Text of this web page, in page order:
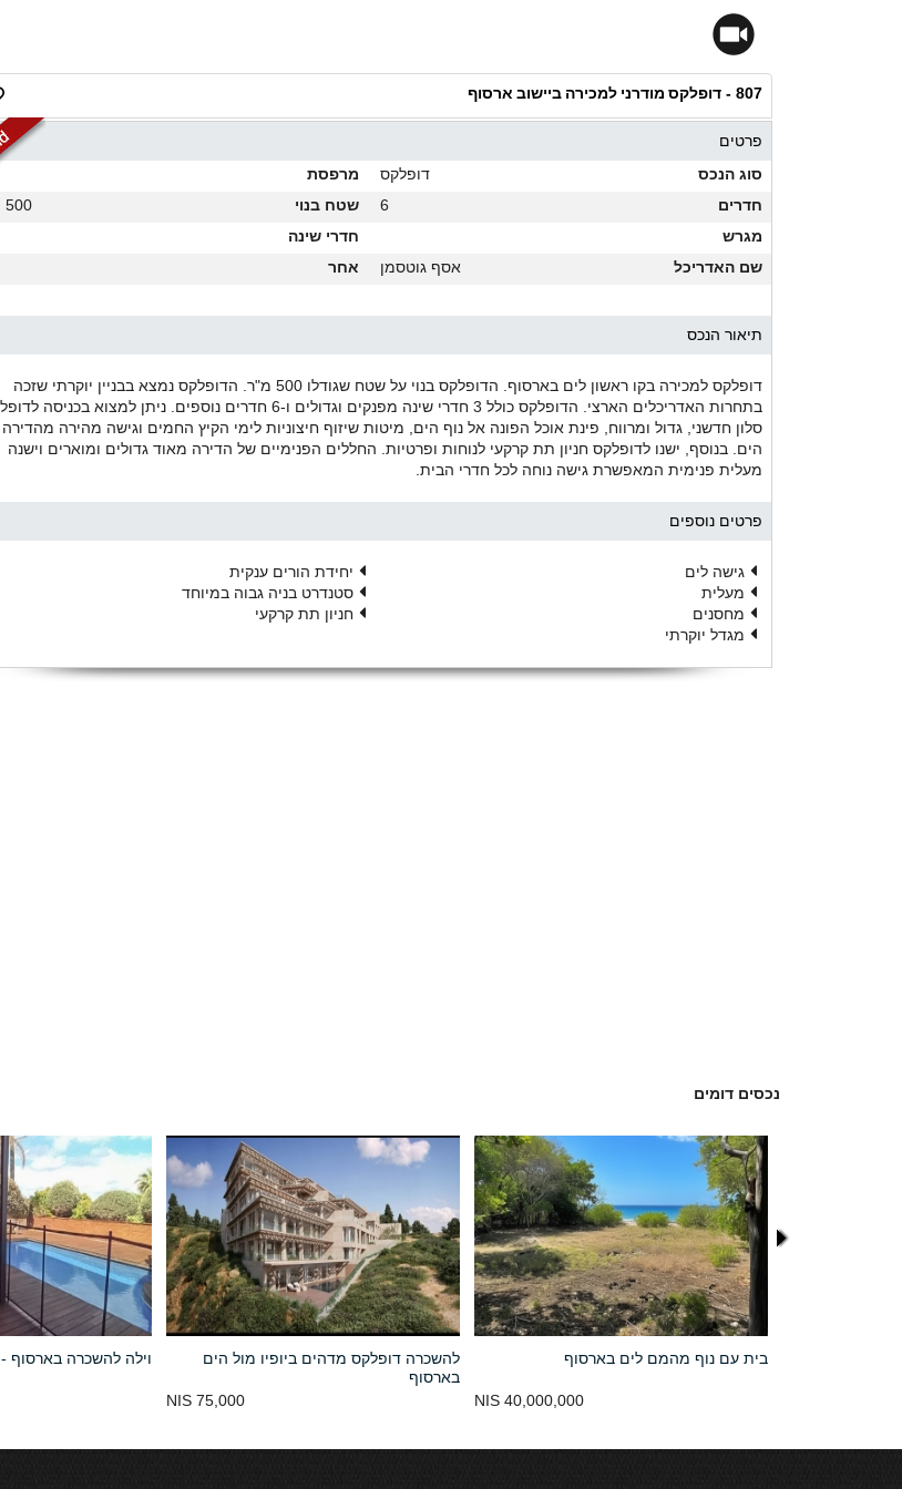
807 - דופלקס מודרני למכירה ביישוב ארסוף
פרטים
סוג הנכס
דופלקס
מרפסת
חדרים
6 שטח בנוי
500 מ"ר
מגרש
חדרי שינה
שם האדריכל
אסף גוטסמן אחר
תיאור הנכס
דופלקס למכירה בקו ראשון לים בארסוף. הדופלקס בנוי על שטח שגודלו 500 מ"ר. הדופלקס נמצא בבניין יוקרתי שזכה
בתחרות האדריכלים הארצי. הדופלקס כולל 3 חדרי שינה מפנקים וגדולים ו-6 חדרים נוספים. ניתן למצוא בכניסה
סלון חדשני, גדול ומרווח, פינת אוכל הפונה אל נוף הים, מיטות שיזוף חיצוניות לימי הקיץ החמים וגישה מהירה
הים. בנוסף, ישנו לדופלקס חניון תת קרקעי לנוחות ופרטיות. החללים הפנימיים של הדירה מאוד גדולים ומוארים וישנה
מעלית פנימית המאפשרת גישה נוחה לכל חדרי הבית.
פרטים נוספים
גישה לים
יחידת הורים ענקית
מעלית
סטנדרט בניה גבוה במיוחד
מחסנים
חניון תת קרקעי
מגדל יוקרתי
נכסים דומים
וילה להשכרה בארסוף
להשכרה דופלקס מדהים ביופיו מול הים
בארסוף
75,000 NIS
בית עם נוף מהמם לים בארסוף
40,000,000 NIS